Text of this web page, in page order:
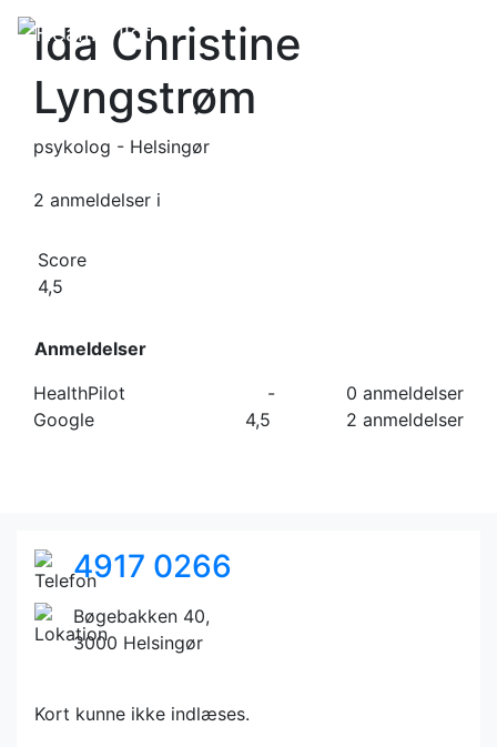
Ida Christine
Lyngstrøm
psykolog - Helsingør
2 anmeldelser i
Score
4,5
Anmeldelser
HealthPilot
-
0 anmeldelser
Google
4,5 2 anmeldelser
4917 0266
Bøgebakken 40,
3000 Helsingør
Kort kunne ikke indlæses.